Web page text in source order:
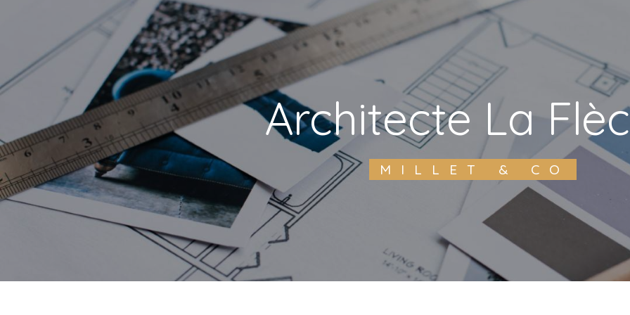
architecte La
MILLET & CO
Panneau de gestion des cookies